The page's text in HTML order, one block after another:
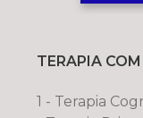
TERAPIA
1 - Terapia